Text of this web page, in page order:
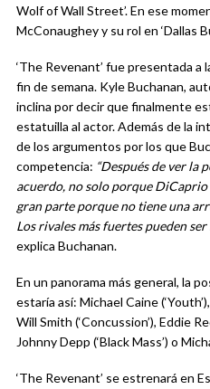
Wolf of Wall Street’. En ese
McConaughey y su rol en ‘Dallas
‘The Revenant’ fue presentada
fin de semana. Kyle Buchanan,
inclina por decir que finalmente
estatuilla al actor. Además de la
de los argumentos por los que
competencia: “Después de ver la
acuerdo, no solo porque
gran parte porque no tiene una
Los rivales más fuertes pueden
explica Buchanan.
En un panorama más general, la
estaría así: Michael Caine
Will Smith (‘Concussion’), Eddie
Johnny Depp (‘Black Mass’) o
‘The Revenant’ se estrenará en